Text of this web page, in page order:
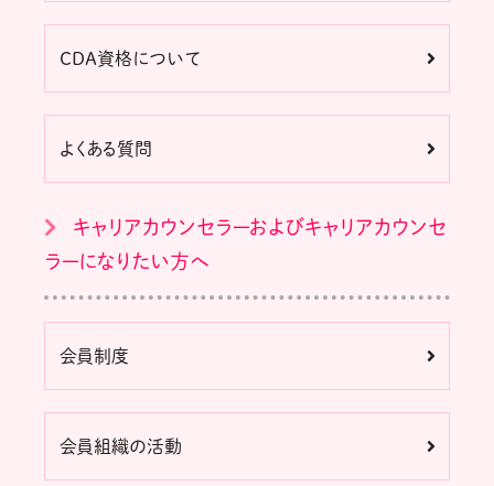
CDA資格について
よくある質問
キャリアカウンセラーおよびキャリアカウンセ
ラーになりたい方へ
会員制度
会員組織の活動